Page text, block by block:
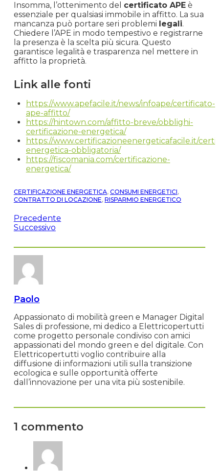
Insomma, l’ottenimento del certificato APE è
essenziale per qualsiasi immobile in affitto. La sua
mancanza può portare seri problemi legali.
Chiedere l’APE in modo tempestivo e registrarne
la presenza è la scelta più sicura. Questo
garantisce legalità e trasparenza nel mettere in
affitto la proprietà.
Link alle fonti
https://www.apefacile.it/news/infoape/certificato-
ape-affitto/
https://hintown.com/affitto-breve/obblighi-
certificazione-energetica/
https://www.certificazioneenergeticafacile.it/
energetica-obbligatoria/
https://fiscomania.com/certificazione-
energetica/
CERTIFICAZIONE ENERGETICA, CONSUMI ENERGETICI,
CONTRATTO DI LOCAZIONE, RISPARMIO ENERGETICO
Precedente
Successivo
Paolo
Appassionato di mobilità green e Manager Digital
Sales di professione, mi dedico a Elettricopertutti
come progetto personale condiviso con amici
appassionati del mondo green e del digitale. Con
Elettricopertutti voglio contribuire alla
diffusione di informazioni utili sulla transizione
ecologica e sulle opportunità offerte
dall’innovazione per una vita più sostenibile.
1 commento